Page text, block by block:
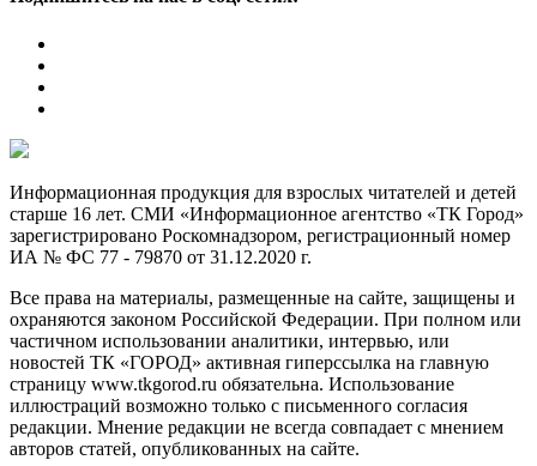
Информационная продукция для взрослых читателей и детей
старше 16 лет. СМИ «Информационное агентство «ТК Город»
зарегистрировано Роскомнадзором, регистрационный номер
ИА № ФС 77 - 79870 от 31.12.2020 г.
Все права на материалы, размещенные на сайте, защищены и
охраняются законом Российской Федерации. При полном или
частичном использовании аналитики, интервью, или
новостей ТК «ГОРОД» активная гиперссылка на главную
страницу www.tkgorod.ru обязательна. Использование
иллюстраций возможно только с письменного согласия
редакции. Мнение редакции не всегда совпадает с мнением
авторов статей, опубликованных на сайте.